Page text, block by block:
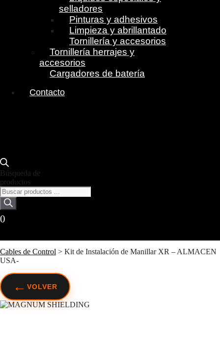
Cables de Control > Kit de Instalación de Manillar XR – ALMACEN
USA-
selladores
Pinturas y adhesivos
Limpieza y abrillantado
Tornillería y accesorios
Tornillería herrajes y
accesorios
Cargadores de batería
Contacto
Búsqueda de
productos
0
← VOLVER